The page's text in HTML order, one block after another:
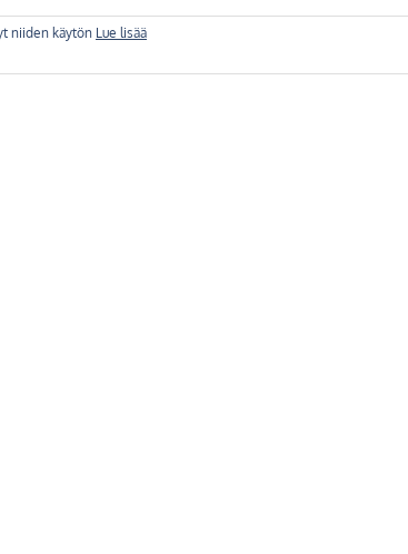
niiden käytön Lue lisää